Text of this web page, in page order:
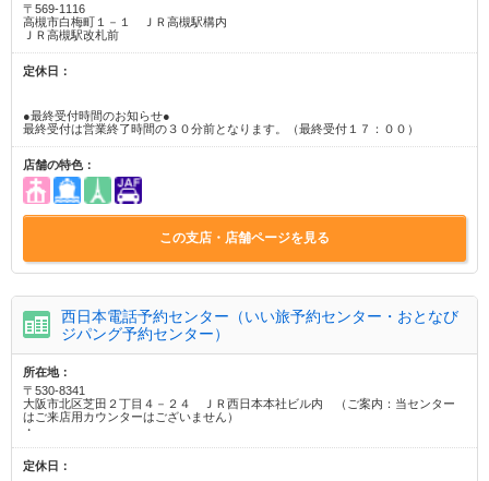
〒569-1116
高槻市白梅町１－１ ＪＲ高槻駅構内
ＪＲ高槻駅改札前
定休日：
●最終受付時間のお知らせ●
最終受付は営業終了時間の３０分前となります。（最終受付１７：００）
店舗の特色：
この支店・店舗ページを見る
西日本電話予約センター（いい旅予約センター・おとなび
ジパング予約センター）
所在地：
〒530-8341
大阪市北区芝田２丁目４－２４ ＪＲ西日本本社ビル内 （ご案内：当センター
はご来店用カウンターはございません）
・
定休日：